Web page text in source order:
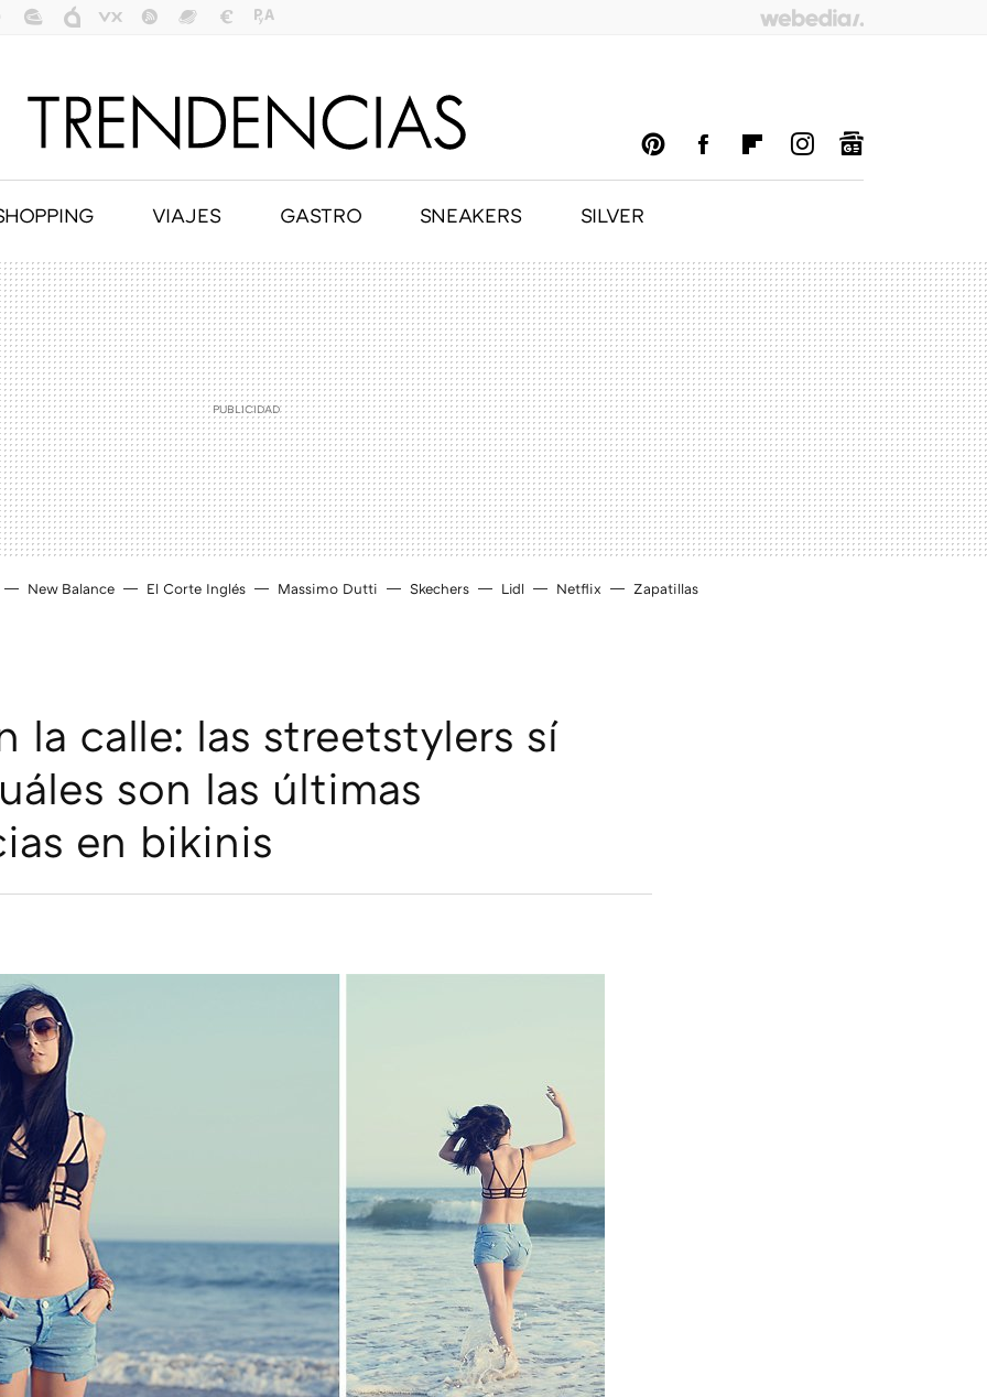
VIAJES GASTRO SNEAKERS SILVER
New Balance El Corte Inglés Massimo Dutti Skechers Lidl Netflix Zapatillas
la calle: las streetstylers sí
son las últimas
en bikinis